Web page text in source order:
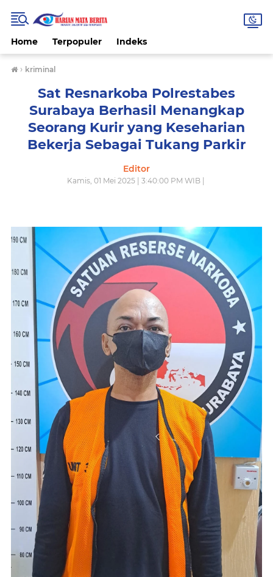
Home Terpopuler Indeks
› kriminal
Sat Resnarkoba Polrestabes
Surabaya Berhasil Menangkap
Seorang Kurir yang Keseharian
Bekerja Sebagai Tukang Parkir
Editor
Kamis, 01 Mei 2025 | 3:40:00 PM WIB |